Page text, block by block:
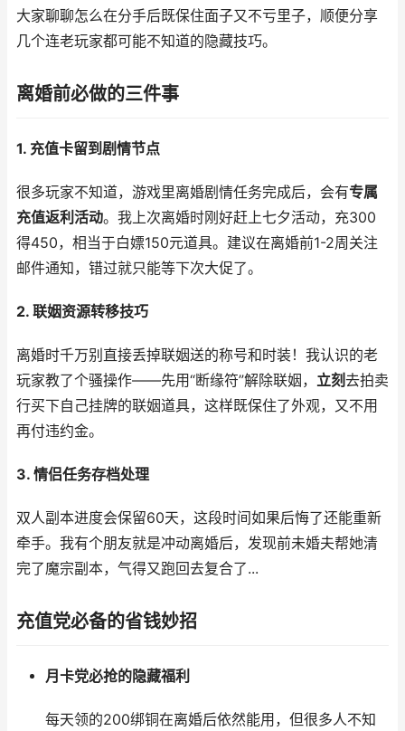
大家聊聊怎么在分手后既保住面子又不亏里子，顺便分享
几个连老玩家都可能不知道的隐藏技巧。
离婚前必做的三件事
1. 充值卡留到剧情节点
很多玩家不知道，游戏里离婚剧情任务完成后，会有专属
充值返利活动。我上次离婚时刚好赶上七夕活动，充300
得450，相当于白嫖150元道具。建议在离婚前1-2周关注
邮件通知，错过就只能等下次大促了。
2. 联姻资源转移技巧
离婚时千万别直接丢掉联姻送的称号和时装！我认识的老
玩家教了个骚操作——先用“断缘符”解除联姻， 立刻去拍卖
行买下自己挂牌的联姻道具，这样既保住了外观，又不用
再付违约金。
3. 情侣任务存档处理
双人副本进度会保留60天，这段时间如果后悔了还能重新
牵手。我有个朋友就是冲动离婚后，发现前未婚夫帮她清
完了魔宗副本，气得又跑回去复合了...
充值党必备的省钱妙招
月卡党必抢的隐藏福利
每天领的200绑铜在离婚后依然能用，但很多人不知